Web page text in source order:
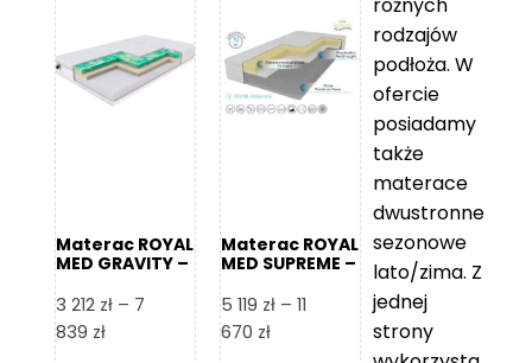
8
739 zł
6
044 zł
Materac ROYAL
MED GRAVITY –
3 212 zł – 7
839 złZakres
Materac ROYAL
MED SUPREME –
5 119 zł – 11
670 złZakres
rodzajów
podłoża. W
ofercie
posiadamy
także
materace
dwustronne
sezonowe
lato/zima. Z
jednej
strony